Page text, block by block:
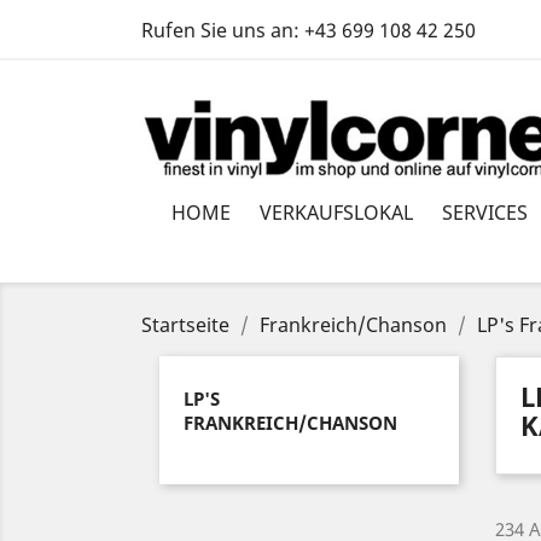
Rufen Sie uns an: +43 699 108 42 250
HOME VERKAUFSLOKAL SERVICES
Startseite Frankreich/Chanson LP's
LP'S
FRANKREICH/CHANSON
234